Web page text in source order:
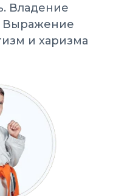
Владение
Выражение
и харизма